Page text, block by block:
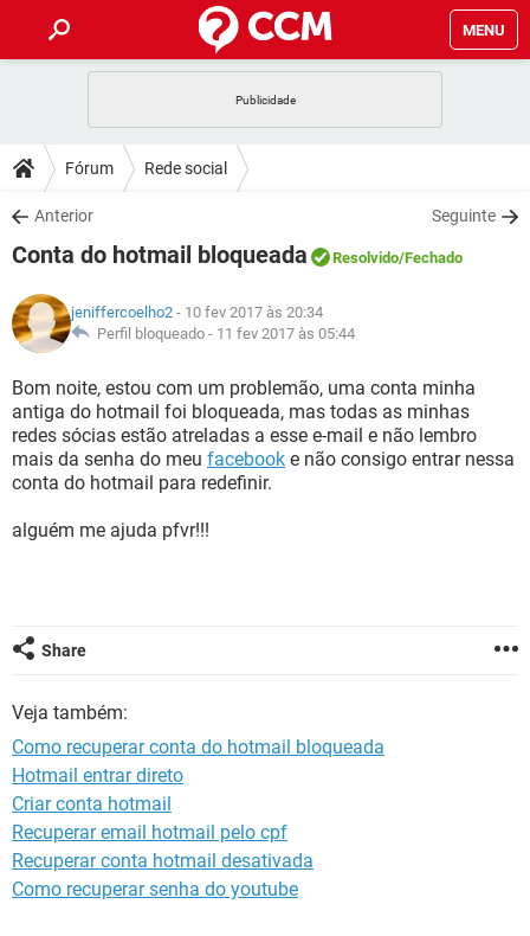
MENU
CELULAR
OUTLOOK
INSTAGRAM GMAIL
GUIA DE COMPRAS
DICAS
JOGOS
INSTAGRAM GMAIL
GUIA DE COMPRAS
DOWNLOADS
JOGOS WHATSAPP
CELULAR
OUTLOOK EXCEL
INSTAGRAM GMAIL
GUIA DE COMPRAS
JOGOS WHATSAPP
CELULAR
OUTLOOK EXCEL
INSTAGRAM GMAIL
GUIA DE COMPRAS
GLOSSÁRIO
WHATSAPP
CELULAR FACEBOOK
OUTLOOK EXCEL
GUIA DE COMPRAS
Fórum Rede social
Anterior Seguinte
Conta do hotmail bloqueada Resolvido/Fechado
jeniffercoelho2 - 10 fev 2017 às 20:34
Perfil bloqueado - 11 fev 2017 às 05:44
Bom noite, estou com um problemão, uma conta minha
antiga do hotmail foi bloqueada, mas todas as minhas
redes sócias estão atreladas a esse e-mail e não lembro
mais da senha do meu facebook e não consigo entrar nessa
conta do hotmail para redefinir.
alguém me ajuda pfvr!!!
Share
Veja também:
Como recuperar conta do hotmail bloqueada
Hotmail entrar direto
Criar conta hotmail
Recuperar email hotmail pelo cpf
Recuperar conta hotmail desativada
Como recuperar senha do youtube